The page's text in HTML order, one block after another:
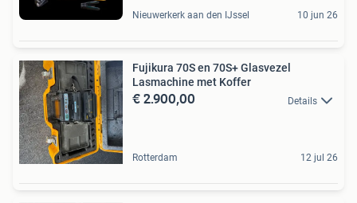
Nieuwerkerk aan den IJssel 10 jun 26
Fujikura 70S en 70S+ Glasvezel
Lasmachine met Koffer
€ 2.900,00 Details
Rotterdam 12 jul 26